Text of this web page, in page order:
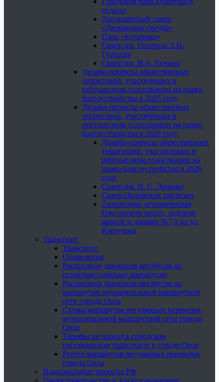
отдыха
Ландшафтный сквер
«Дворянское гнездо»
Парк «Ботаника»
Сквер им. Генерала Л.Н.
Гуртьева
Сквер им. И.А. Бунина
Дизайн-проекты общественных
территорий, участвующих в
рейтинговом голосовании на право
благоустройства в 2025 году
Дизайн-проекты общественных
территорий, участвующих в
рейтинговом голосовании на право
благоустройства в 2026 году
Дизайн-проекты общественных
территорий, участвующих в
рейтинговом голосовании на
право благоустройства в 2026
году
Сквер им. Н. С. Лескова
Сквер Орловских партизан
Территория, ограниченная
Наугорским шоссе, ледовой
ареной и домами №7,9 по ул.
Картукова
Транспорт
Транспорт
Объявления
Расписание движения автобусов по
сезонным (дачным) маршрутам
Расписания движения автобусов по
маршрутам муниципальной маршрутной
сети города Орла
Схемы маршрутов регулярных перевозок
муниципальной маршрутной сети города
Орла
Тарифы на проезд в городском
пассажирском транспорте в городе Орле
Реестр маршрутов регулярных перевозок
города Орла
Национальные проекты РФ
Градостроительство и землепользование